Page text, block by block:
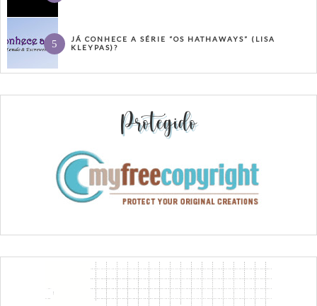
JÁ CONHECE A SÉRIE “OS HATHAWAYS” (LISA
KLEYPAS)?
Protegido